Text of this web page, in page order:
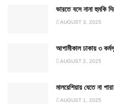
ভারতে বসে নানা হুমকি
AUGUST 3, 2025
আগামীকাল ঢাকায় ৩
AUGUST 2, 2025
মালয়েশিয়ায় যেতে না
AUGUST 1, 2025